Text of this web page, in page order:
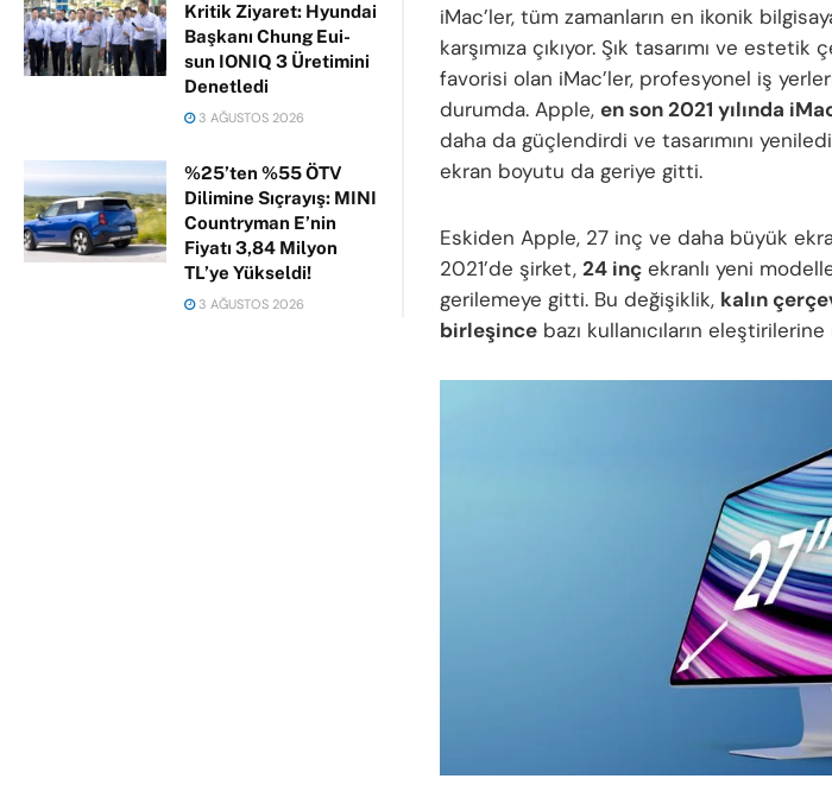
Kritik Ziyaret: Hyundai
Başkanı Chung Eui-
sun IONIQ 3 Üretimini
Denetledi
3 AĞUSTOS 2026
%25’ten %55 ÖTV
Dilimine Sıçrayış: MINI
Countryman E’nin
Fiyatı 3,84 Milyon
TL’ye Yükseldi!
3 AĞUSTOS 2026
iMac’ler, tüm zamanların en ikonik
karşımıza çıkıyor. Şık tasarımı ve estetik
favorisi olan iMac’ler, profesyonel iş
durumda. Apple, en son 2021 yılında
daha da güçlendirdi ve tasarımını
ekran boyutu da geriye gitti.
Eskiden Apple, 27 inç ve daha büyük
2021’de şirket, 24 inç ekranlı yeni
gerilemeye gitti. Bu değişiklik, kalın
birleşince bazı kullanıcıların